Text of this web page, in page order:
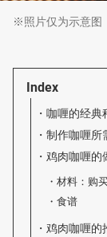
※照片仅为示意图
Index
咖喱的经典
制作咖喱所
鸡肉咖喱的
材料：购
食谱
鸡肉咖喱的